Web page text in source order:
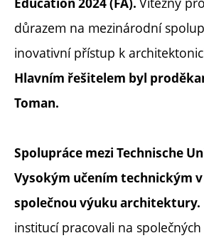
Education 2024 (FA).
důrazem na mezinárodní
inovativní přístup k
Hlavním řešitelem byl
Toman.
Spolupráce mezi Technische
Vysokým učením technickým
společnou výuku architektury.
institucí pracovali na